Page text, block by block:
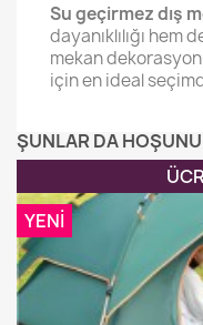
Su geçirmez dış
dayanıklılığı hem
mekan
için en ideal
ŞUNLAR DA
YENI